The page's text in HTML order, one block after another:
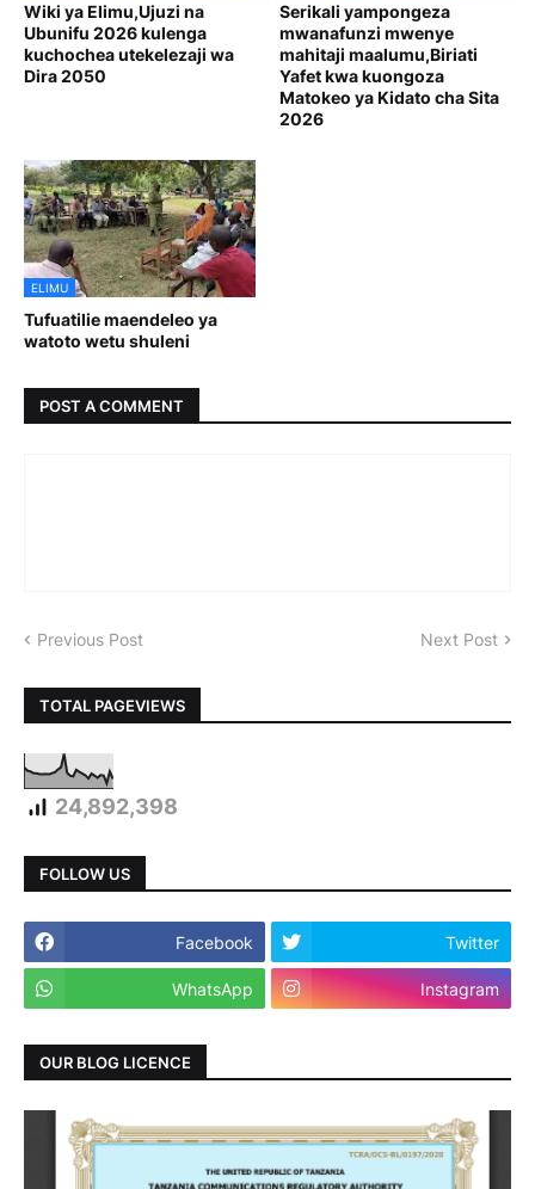
Wiki ya Elimu,Ujuzi na
Ubunifu 2026 kulenga
kuchochea utekelezaji wa
Dira 2050
Serikali yampongeza
mwanafunzi mwenye
mahitaji maalumu,Biriati
Yafet kwa kuongoza
Matokeo ya Kidato cha Sita
2026
ELIMU
Tufuatilie maendeleo ya
watoto wetu shuleni
POST A COMMENT
Previous Post Next Post
TOTAL PAGEVIEWS
24,892,398
FOLLOW US
Facebook Twitter
WhatsApp Instagram
OUR BLOG LICENCE